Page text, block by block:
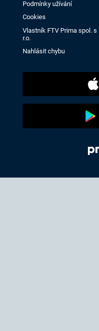
Podmínky užívání
Cookies
Vlastník FTV Prima spol. s
r.o.
Nahlásit chybu